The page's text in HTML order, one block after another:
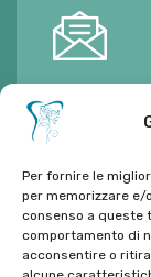
Per fornire le
per memorizzare e/
consenso a queste
comportamento di
acconsentire o
Tel:06
Tel:393